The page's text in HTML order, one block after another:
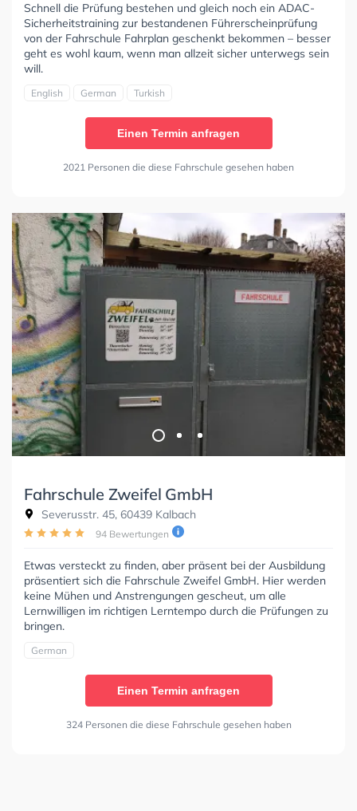
Schnell die Prüfung bestehen und gleich noch ein ADAC-
Sicherheitstraining zur bestandenen Führerscheinprüfung
von der Fahrschule Fahrplan geschenkt bekommen – besser
geht es wohl kaum, wenn man allzeit sicher unterwegs sein
will.
English German Turkish
Einen Termin anfragen
2021 Personen die diese Fahrschule gesehen haben
Fahrschule Zweifel GmbH
Severusstr. 45, 60439 Kalbach
94 Bewertungen
Etwas versteckt zu finden, aber präsent bei der Ausbildung
präsentiert sich die Fahrschule Zweifel GmbH. Hier werden
keine Mühen und Anstrengungen gescheut, um alle
Lernwilligen im richtigen Lerntempo durch die Prüfungen zu
bringen.
German
Einen Termin anfragen
324 Personen die diese Fahrschule gesehen haben